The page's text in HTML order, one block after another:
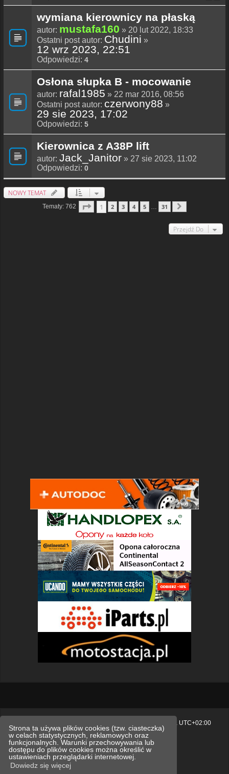
Strona ta używa plików cookies (tzw. ciasteczka)
w celach statystycznych, reklamowych oraz
funkcjonalnych. Warunki przechowywania lub
dostępu do plików cookies można określić w
ustawieniach przeglądarki internetowej.
Dowiedz się więcej
wymiana kierownicy na płaską
autor: mustafa160 » 20 lut 2022, 18:33
Ostatni post autor: Chudini »
12 wrz 2023, 22:51
Odpowiedzi: 4
Osłona słupka B - mocowanie
autor: rafal1985 » 22 mar 2016, 08:56
Ostatni post autor: czerwony88 »
29 sie 2023, 17:02
Odpowiedzi: 5
Kierownica z A38P lift
autor: Jack_Janitor » 27 sie 2023, 11:02
Odpowiedzi: 0
NOWY TEMAT
Tematy: 762 Strona1 31
1 2 3 4 5 31
Przejdź Do
UTC+02:00
Polityka prywatności.
Technologię dostarczaphpBB® Forum Software © phpBB Limited
Polski pakiet językowy dostarczaphpBB.pl
Style we_universal created by INVENTEA & v12mike